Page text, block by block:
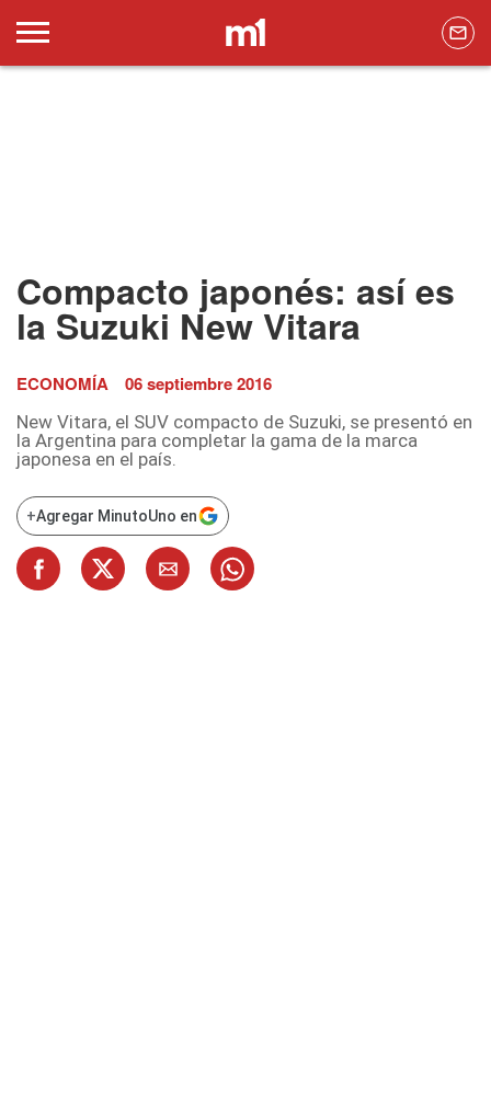
Compacto japonés: así es
la Suzuki New Vitara
ECONOMÍA 06 septiembre 2016
New Vitara, el SUV compacto de Suzuki, se presentó en
la Argentina para completar la gama de la marca
japonesa en el país.
+Agregar MinutoUno en